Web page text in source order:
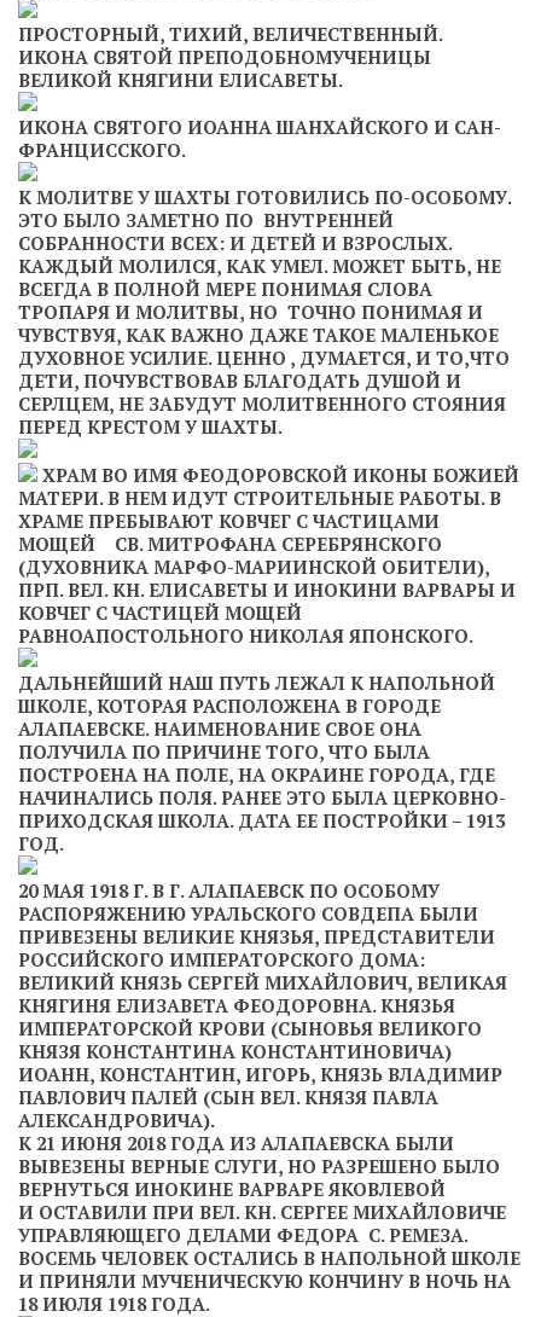
ПРОСТОРНЫЙ, ТИХИЙ, ВЕЛИЧЕСТВЕННЫЙ.
ИКОНА СВЯТОЙ ПРЕПОДОБНОМУЧЕНИЦЫ
ВЕЛИКОЙ КНЯГИНИ ЕЛИСАВЕТЫ.
ИКОНА СВЯТОГО ИОАННА ШАНХАЙСКОГО И САН-
ФРАНЦИССКОГО.
К МОЛИТВЕ У ШАХТЫ ГОТОВИЛИСЬ ПО-ОСОБОМУ.
ЭТО БЫЛО ЗАМЕТНО ПО ВНУТРЕННЕЙ
СОБРАННОСТИ ВСЕХ: И ДЕТЕЙ И ВЗРОСЛЫХ.
КАЖДЫЙ МОЛИЛСЯ, КАК УМЕЛ. МОЖЕТ БЫТЬ, НЕ
ВСЕГДА В ПОЛНОЙ МЕРЕ ПОНИМАЯ СЛОВА
ТРОПАРЯ И МОЛИТВЫ, НО ТОЧНО ПОНИМАЯ И
ЧУВСТВУЯ, КАК ВАЖНО ДАЖЕ ТАКОЕ МАЛЕНЬКОЕ
ДУХОВНОЕ УСИЛИЕ. ЦЕННО , ДУМАЕТСЯ, И ТО,ЧТО
ДЕТИ, ПОЧУВСТВОВАВ БЛАГОДАТЬ ДУШОЙ И
СЕРЛЦЕМ, НЕ ЗАБУДУТ МОЛИТВЕННОГО СТОЯНИЯ
ПЕРЕД КРЕСТОМ У ШАХТЫ.
ХРАМ ВО ИМЯ ФЕОДОРОВСКОЙ ИКОНЫ БОЖИЕЙ
МАТЕРИ. В НЕМ ИДУТ СТРОИТЕЛЬНЫЕ РАБОТЫ. В
ХРАМЕ ПРЕБЫВАЮТ КОВЧЕГ С ЧАСТИЦАМИ
МОЩЕЙ СВ. МИТРОФАНА СЕРЕБРЯНСКОГО
(ДУХОВНИКА МАРФО-МАРИИНСКОЙ ОБИТЕЛИ),
ПРП. ВЕЛ. КН. ЕЛИСАВЕТЫ И ИНОКИНИ ВАРВАРЫ И
КОВЧЕГ С ЧАСТИЦЕЙ МОЩЕЙ
РАВНОАПОСТОЛЬНОГО НИКОЛАЯ ЯПОНСКОГО.
ДАЛЬНЕЙШИЙ НАШ ПУТЬ ЛЕЖАЛ К НАПОЛЬНОЙ
ШКОЛЕ, КОТОРАЯ РАСПОЛОЖЕНА В ГОРОДЕ
АЛАПАЕВСКЕ. НАИМЕНОВАНИЕ СВОЕ ОНА
ПОЛУЧИЛА ПО ПРИЧИНЕ ТОГО, ЧТО БЫЛА
ПОСТРОЕНА НА ПОЛЕ, НА ОКРАИНЕ ГОРОДА, ГДЕ
НАЧИНАЛИСЬ ПОЛЯ. РАНЕЕ ЭТО БЫЛА ЦЕРКОВНО-
ПРИХОДСКАЯ ШКОЛА. ДАТА ЕЕ ПОСТРОЙКИ – 1913
ГОД.
20 МАЯ 1918 Г. В Г. АЛАПАЕВСК ПО ОСОБОМУ
РАСПОРЯЖЕНИЮ УРАЛЬСКОГО СОВДЕПА БЫЛИ
ПРИВЕЗЕНЫ ВЕЛИКИЕ КНЯЗЬЯ, ПРЕДСТАВИТЕЛИ
РОССИЙСКОГО ИМПЕРАТОРСКОГО ДОМА:
ВЕЛИКИЙ КНЯЗЬ СЕРГЕЙ МИХАЙЛОВИЧ, ВЕЛИКАЯ
КНЯГИНЯ ЕЛИЗАВЕТА ФЕОДОРОВНА. КНЯЗЬЯ
ИМПЕРАТОРСКОЙ КРОВИ (СЫНОВЬЯ ВЕЛИКОГО
КНЯЗЯ КОНСТАНТИНА КОНСТАНТИНОВИЧА)
ИОАНН, КОНСТАНТИН, ИГОРЬ, КНЯЗЬ ВЛАДИМИР
ПАВЛОВИЧ ПАЛЕЙ (СЫН ВЕЛ. КНЯЗЯ ПАВЛА
АЛЕКСАНДРОВИЧА).
К 21 ИЮНЯ 2018 ГОДА ИЗ АЛАПАЕВСКА БЫЛИ
ВЫВЕЗЕНЫ ВЕРНЫЕ СЛУГИ, НО РАЗРЕШЕНО БЫЛО
ВЕРНУТЬСЯ ИНОКИНЕ ВАРВАРЕ ЯКОВЛЕВОЙ
И ОСТАВИЛИ ПРИ ВЕЛ. КН. СЕРГЕЕ МИХАЙЛОВИЧЕ
УПРАВЛЯЮЩЕГО ДЕЛАМИ ФЕДОРА С. РЕМЕЗА.
ВОСЕМЬ ЧЕЛОВЕК ОСТАЛИСЬ В НАПОЛЬНОЙ ШКОЛЕ
И ПРИНЯЛИ МУЧЕНИЧЕСКУЮ КОНЧИНУ В НОЧЬ НА
18 ИЮЛЯ 1918 ГОДА.